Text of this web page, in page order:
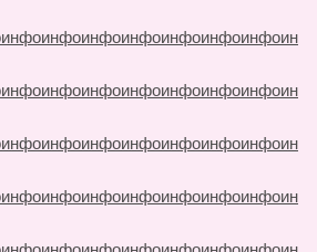
инфоинфоинфоинфоинфоинфоинфоин
инфоинфоинфоинфоинфоинфоинфоин
инфоинфоинфоинфоинфоинфоинфоин
инфоинфоинфоинфоинфоинфоинфоин